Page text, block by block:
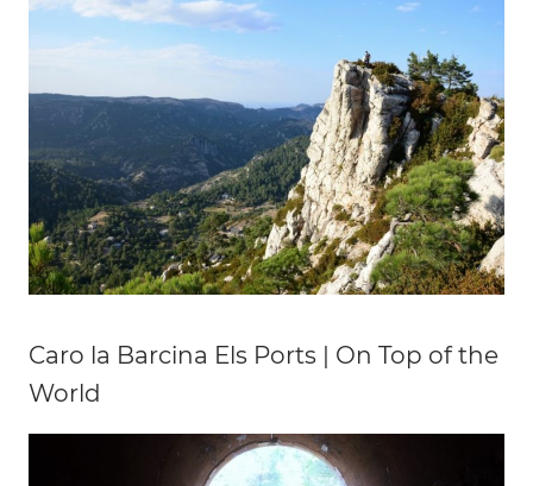
Caro la Barcina Els Ports | On Top of the
World